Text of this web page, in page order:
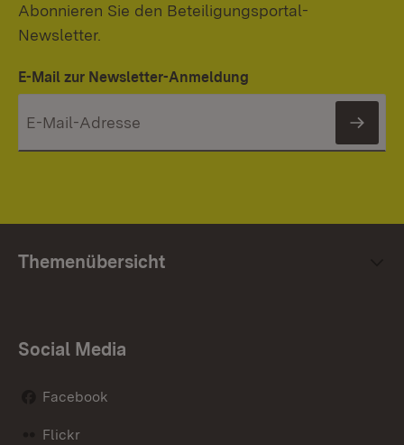
Abonnieren Sie den Beteiligungsportal-
Newsletter.
E-Mail zur Newsletter-Anmeldung
Themenübersicht
Social Media
Facebook
Flickr